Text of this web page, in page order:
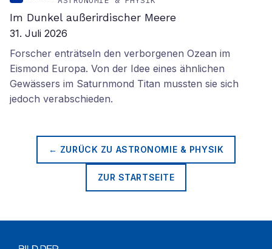
Im Dunkel außerirdischer Meere
31. Juli 2026
Forscher enträtseln den verborgenen Ozean im
Eismond Europa. Von der Idee eines ähnlichen
Gewässers im Saturnmond Titan mussten sie sich
jedoch verabschieden.
← ZURÜCK ZU ASTRONOMIE & PHYSIK
ZUR STARTSEITE